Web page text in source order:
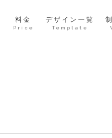
料金
Price
デザイン一覧
Template